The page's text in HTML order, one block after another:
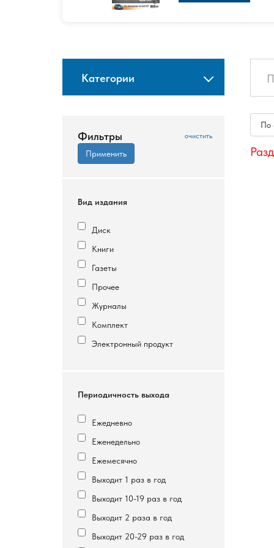
Категории
Фильтры
Вид издания
Диск
Книги
Газеты
Прочее
Журналы
Комплект
Электронный продукт
Периодичность выхода
Ежедневно
Еженедельно
Ежемесячно
Выходит 1 раз в год
Выходит 10-19 раз в год
Выходит 2 раза в год
Выходит 20-29 раз в год
По